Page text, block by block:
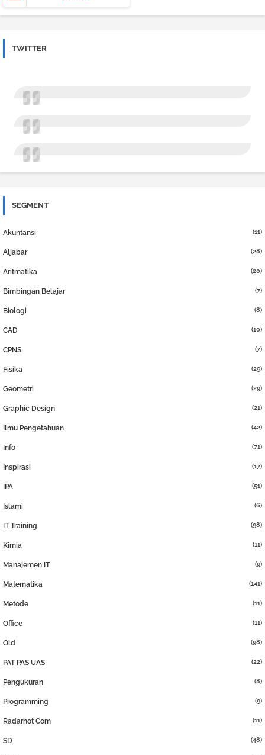
TWITTER
SEGMENT
Akuntansi (11)
Aljabar (28)
Aritmatika (20)
Bimbingan Belajar (7)
Biologi (8)
CAD (10)
CPNS (7)
Fisika (29)
Geometri (29)
Graphic Design (21)
Ilmu Pengetahuan (42)
Info (71)
Inspirasi (17)
IPA (51)
Islami (6)
IT Training (98)
Kimia (11)
Manajemen IT (9)
Matematika (141)
Metode (11)
Office (11)
Old (98)
PAT PAS UAS (22)
Pengukuran (8)
Programming (9)
Radarhot Com (11)
SD (48)